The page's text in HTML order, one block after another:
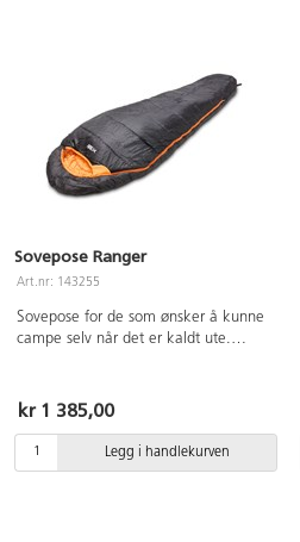
Sovepose Ranger
Art.nr: 143255
Sovepose for de som ønsker å kunne
campe selv når det er kaldt ute.
behagelig følelse. Mål: 230x80x55
cm. Vekt: 2 100 g. Vaskeanvisning:
Finvask 30 °C. Drypptørkes.
Temperaturgrenser: komfort +1 °C /
kr 1 385,00
Legg i handlekurven